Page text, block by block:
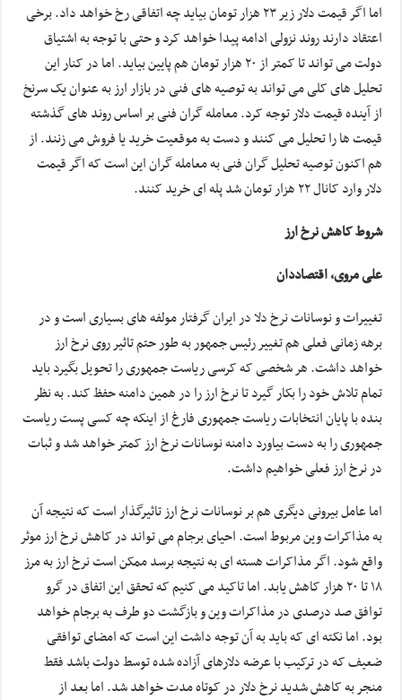
اما اگر قیمت دلار زیر ۲۳ هزار تومان بیاید چه اتفاقی رخ خواهد داد. برخی
اعتقاد دارند روند نزولی ادامه پیدا خواهد کرد و حتی با توجه به اشتیاق
دولت می تواند تا کمتر از ۲۰ هزار تومان هم پایین بیاید. اما در کنار این
تحلیل های کلی می تواند به توصیه های فنی در بازار ارز به عنوان یک سرنخ
از آینده قیمت دلار توجه کرد. معامله گران فنی بر اساس روند های گذشته
قیمت ها را تحلیل می کنند و دست به موقعیت خرید یا فروش می زنند. از
هم اکنون توصیه تحلیل گران فنی به معامله گران این است که اگر قیمت
دلار وارد کانال ۲۲ هزار تومان شد پله ای خرید کنند.
شروط کاهش نرخ ارز
علی مروی، اقتصاددان
تغییرات و نوسانات نرخ دلا در ایران گرفتار مولفه های بسیاری است و در
برهه زمانی فعلی هم تغییر رئیس جمهور به طور حتم تاثیر روی نرخ ارز
خواهد داشت. هر شخصی که کرسی ریاست جمهوری را تحویل بگیرد باید
تمام تلاش خود را بکار گیرد تا نرخ ارز را در همین دامنه حفظ کند. به نظر
بنده با پایان انتخابات ریاست جمهوری فارغ از اینکه چه کسی پست ریاست
جمهوری را به دست بیاورد دامنه نوسانات نرخ ارز کمتر خواهد شد و ثبات
در نرخ ارز فعلی خواهیم داشت.
اما عامل بیرونی دیگری هم بر نوسانات نرخ ارز تاثیرگذار است که نتیجه آن
به مذاکرات وین مربوط است. احیای برجام می تواند در کاهش نرخ ارز موثر
واقع شود. اگر مذاکرات هسته ای به نتیجه برسد ممکن است نرخ ارز به مرز
۱۸ تا ۲۰ هزار کاهش یابد. اما تاکید می کنیم که تحقق این اتفاق در گرو
توافق صد درصدی در مذاکرات وین و بازگشت دو طرف به برجام خواهد
بود. اما نکته ای که باید به آن توجه داشت این است که امضای توافقی
ضعیف که در ترکیب با عرضه دلارهای آزاده شده توسط دولت باشد فقط
منجر به کاهش شدید نرخ دلار در کوتاه مدت خواهد شد. اما بعد از